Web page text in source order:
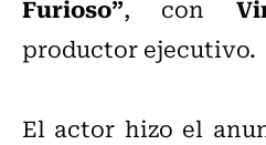
Furioso”, con
productor ejecutivo.
El actor hizo el